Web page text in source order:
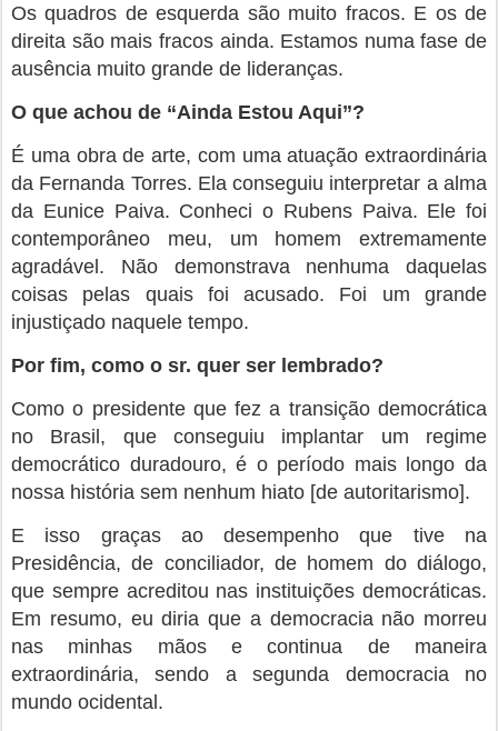
Os quadros de esquerda são muito fracos. E os de
direita são mais fracos ainda. Estamos numa fase de
ausência muito grande de lideranças.
O que achou de “Ainda Estou Aqui”?
É uma obra de arte, com uma atuação extraordinária
da Fernanda Torres. Ela conseguiu interpretar a alma
da Eunice Paiva. Conheci o Rubens Paiva. Ele foi
contemporâneo meu, um homem extremamente
agradável. Não demonstrava nenhuma daquelas
coisas pelas quais foi acusado. Foi um grande
injustiçado naquele tempo.
Por fim, como o sr. quer ser lembrado?
Como o presidente que fez a transição democrática
no Brasil, que conseguiu implantar um regime
democrático duradouro, é o período mais longo da
nossa história sem nenhum hiato [de autoritarismo].
E isso graças ao desempenho que tive na
Presidência, de conciliador, de homem do diálogo,
que sempre acreditou nas instituições democráticas.
Em resumo, eu diria que a democracia não morreu
nas minhas mãos e continua de maneira
extraordinária, sendo a segunda democracia no
mundo ocidental.